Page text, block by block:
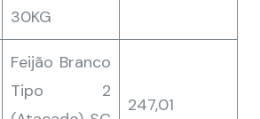
30KG
Feijão Branco
Tipo 2
247,01